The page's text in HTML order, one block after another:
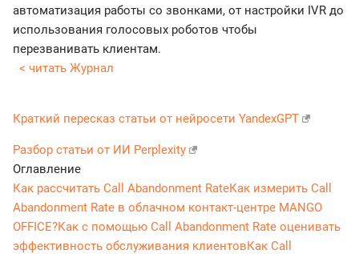
автоматизация работы со звонками, от настройки IVR до
использования голосовых роботов чтобы
перезванивать клиентам.
< читать Журнал
Краткий пересказ статьи от нейросети YandexGPT
Разбор статьи от ИИ Perplexity
Оглавление
Как рассчитать Call Abandonment RateКак измерить Call
Abandonment Rate в облачном контакт-центре MANGO
OFFICE?Как с помощью Call Abandonment Rate оценивать
эффективность обслуживания клиентовКак Call